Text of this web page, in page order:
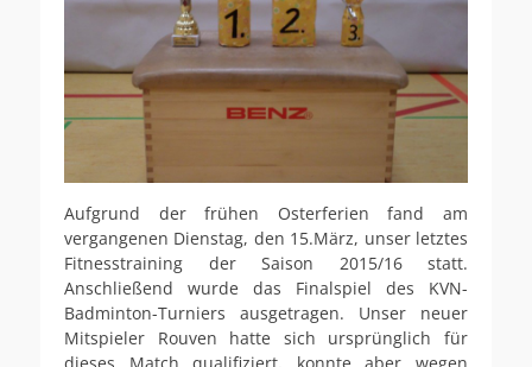
Aufgrund der frühen Osterferien fand am
vergangenen Dienstag, den 15.März, unser letztes
Fitnesstraining der Saison 2015/16 statt.
Anschließend wurde das Finalspiel des KVN-
Badminton-Turniers ausgetragen. Unser neuer
Mitspieler Rouven hatte sich ursprünglich für
dieses Match qualifiziert, konnte aber wegen